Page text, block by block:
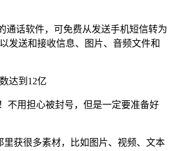
通话软件，可免费从发送手机短信转为
发送和接收信息、图片、音频文件和
达到12亿
不用担心被封号，但是一定要准备好
里获很多素材，比如图片、视频、文本